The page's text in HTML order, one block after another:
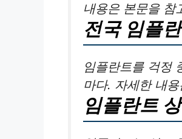
내용은 본문을 참
전국 임플
임플란트를 걱정
마다. 자세한 내
임플란트